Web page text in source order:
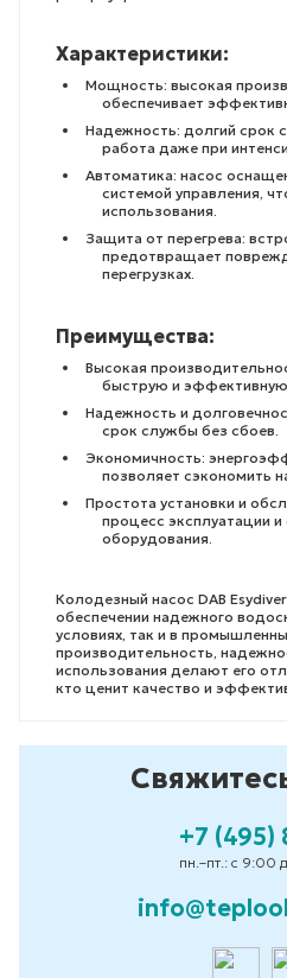
Характеристики:
Мощность: высокая
обеспечивает
Надежность: долгий срок
работа даже при
Автоматика: насос
системой управления,
использования.
Защита от перегрева:
предотвращает
перегрузках.
Преимущества:
Высокая
быструю и эффективную
Надежность и
срок службы без сбоев.
Экономичность:
позволяет сэкономить
Простота установки и
процесс эксплуатации
оборудования.
Колодезный насос DAB
обеспечении надежного
условиях, так и в
производительность,
использования делают его
кто ценит качество и
+7 (495)
пн.–пт.: с 9:00